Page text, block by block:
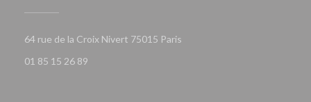
64 rue de la Croix Nivert 75015 Paris
01 85 15 26 89